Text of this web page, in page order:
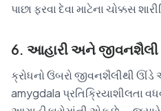
પાછા ફરવા દેવા માટેના ચોક્કસ
6. આહારી અને જીવનશૈલી
ક્રોધનો ઉંબરો જીવનશૈલીથી
amygdala પ્રતિક્રિયાશીલતા